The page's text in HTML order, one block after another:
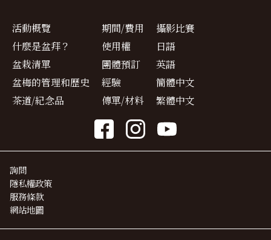
活動概覽
什麼是盆拜？
盆栽清單
盆梅的管理和歷史
茶道/紀念品
期間/費用
使用權
團體預訂
經驗
傳單/材料
攝影比賽
日語
英語
簡體中文
繁體中文
詢問
隱私權政策
服務條款
網站地圖